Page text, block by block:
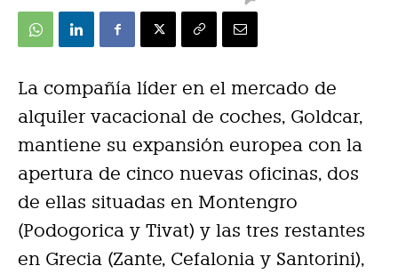
La compañía líder en el mercado de
alquiler vacacional de coches, Goldcar,
mantiene su expansión europea con la
apertura de cinco nuevas oficinas, dos
de ellas situadas en Montengro
(Podogorica y Tivat) y las tres restantes
en Grecia (Zante, Cefalonia y Santorini),